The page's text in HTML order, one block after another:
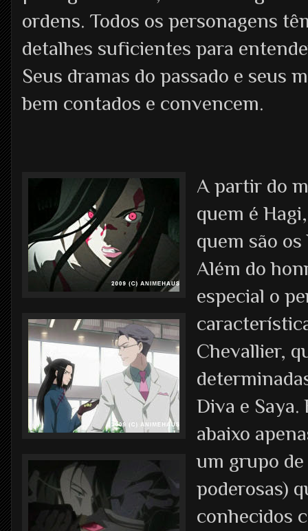
ordens. Todos os personagens
detalhes suficientes para
Seus dramas do passado e seus
bem contados e convencem.
A partir do
quem é
quem são
Além do
especial o
Chevallier,
Diva e
abaixo
um grupo de
poderosas)
conhecidos